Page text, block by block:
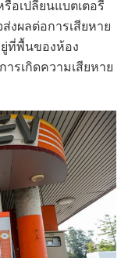
อเปลี่ยนแบตเตอรี่
งผลต่อการเสียหาย
ที่พื้นของห้อง
รเกิดความเสียหาย